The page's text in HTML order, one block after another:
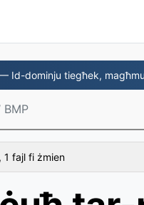
Id-dominju tiegħek,
BMP
1 fajl fi żmien